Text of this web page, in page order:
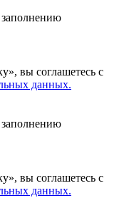
вы соглашетесь с
данных.
вы соглашетесь с
данных.